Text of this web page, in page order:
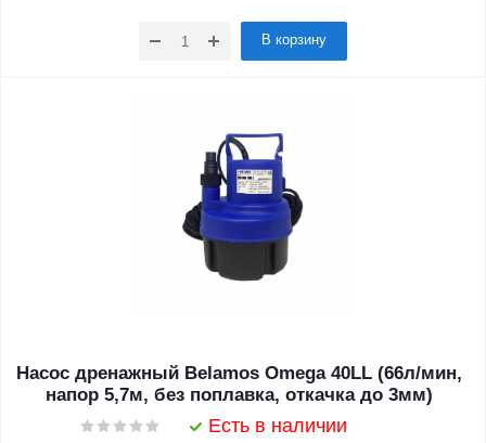
В корзину
Насос дренажный Belamos Omega 40LL (66л/мин,
напор 5,7м, без поплавка, откачка до 3мм)
Есть в наличии